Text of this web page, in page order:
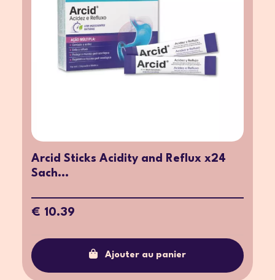
Arcid Sticks Acidity and Reflux x24
Sach...
€ 10.39
Ajouter au panier